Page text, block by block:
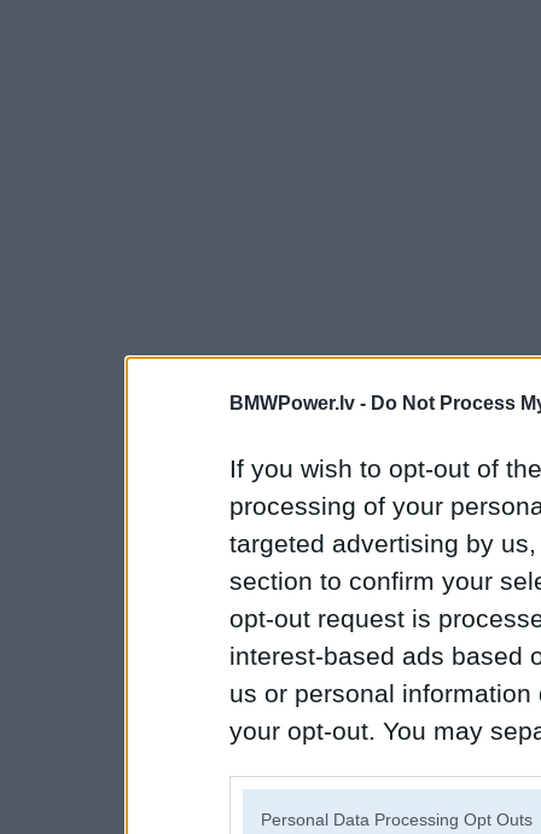
BMWPower.lv - Do Not Process
If you wish to opt-out of
processing of your
targeted advertising by
section to confirm your
opt-out request is
interest-based ads based
us or personal
your opt-out. You may
Personal Data Processing Opt Outs